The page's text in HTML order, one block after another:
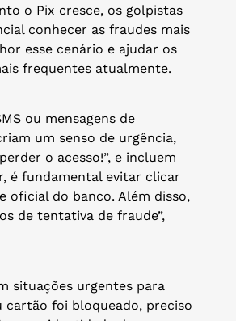
o Pix cresce, os golpistas
conhecer as fraudes mais
esse cenário e ajudar os
frequentes atualmente.
ou mensagens de
um senso de urgência,
o acesso!”, e incluem
é fundamental evitar clicar
oficial do banco. Além disso,
de tentativa de fraude”,
situações urgentes para
cartão foi bloqueado, preciso